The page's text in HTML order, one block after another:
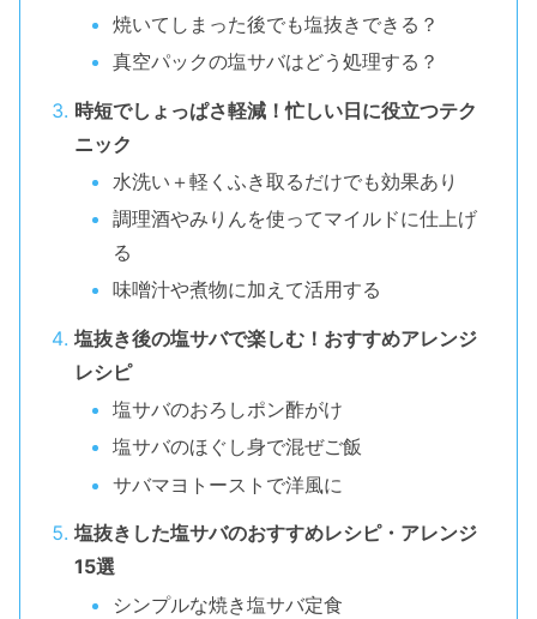
焼いてしまった後でも塩抜きできる？
真空パックの塩サバはどう処理する？
時短でしょっぱさ軽減！忙しい日に役立つテク
ニック
水洗い＋軽くふき取るだけでも効果あり
調理酒やみりんを使ってマイルドに仕上げ
る
味噌汁や煮物に加えて活用する
塩抜き後の塩サバで楽しむ！おすすめアレンジ
レシピ
塩サバのおろしポン酢がけ
塩サバのほぐし身で混ぜご飯
サバマヨトーストで洋風に
塩抜きした塩サバのおすすめレシピ・アレンジ
15選
シンプルな焼き塩サバ定食